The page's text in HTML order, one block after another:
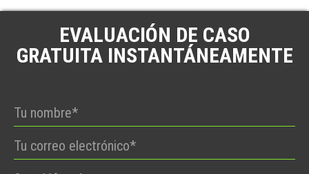
EVALUACIÓN DE CASO
GRATUITA INSTANTÁNEAMENTE